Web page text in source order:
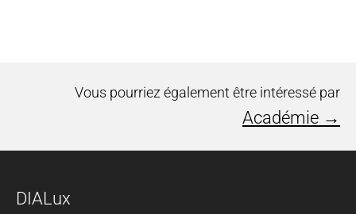
Vous pourriez également être intéressé par
Académie →
DIALux